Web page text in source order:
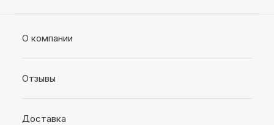
О компании
Отзывы
Доставка